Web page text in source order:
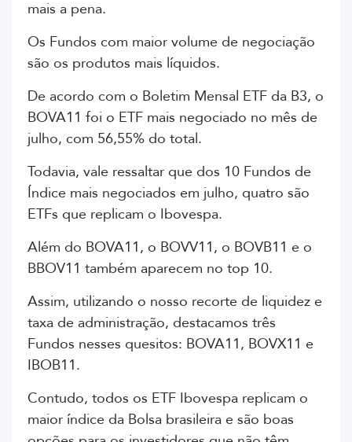
mais a pena.
Os Fundos com maior volume de negociação
são os produtos mais líquidos.
De acordo com o Boletim Mensal ETF da B3, o
BOVA11 foi o ETF mais negociado no mês de
julho, com 56,55% do total.
Todavia, vale ressaltar que dos 10 Fundos de
Índice mais negociados em julho, quatro são
ETFs que replicam o Ibovespa.
Além do BOVA11, o BOVV11, o BOVB11 e o
BBOV11 também aparecem no top 10.
Assim, utilizando o nosso recorte de liquidez e
taxa de administração, destacamos três
Fundos nesses quesitos: BOVA11, BOVX11 e
IBOB11.
Contudo, todos os ETF Ibovespa replicam o
maior índice da Bolsa brasileira e são boas